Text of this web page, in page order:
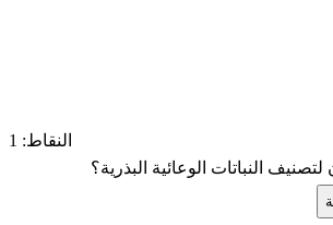
النقاط: 1
النباتات الوعائية البذرية؟